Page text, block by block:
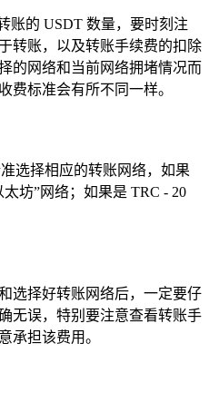
账的 USDT 数量，要时刻注
转账，以及转账手续费的扣除
的网络和当前网络拥堵情况而
费标准会有所不同一样。
选择相应的转账网络，如果
坊”网络；如果是 TRC - 20
选择好转账网络后，一定要仔
无误，特别要注意查看转账手
承担该费用。